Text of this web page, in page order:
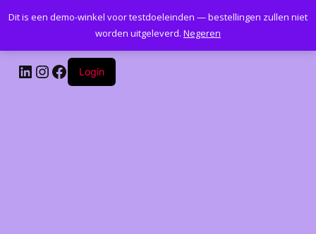
Kantoormeubelenplus.com
LinkedIn
Instagram
Facebook
Login
Dit is een demo-winkel voor testdoeleinden — bestellingen zullen niet
worden uitgeleverd. Negeren